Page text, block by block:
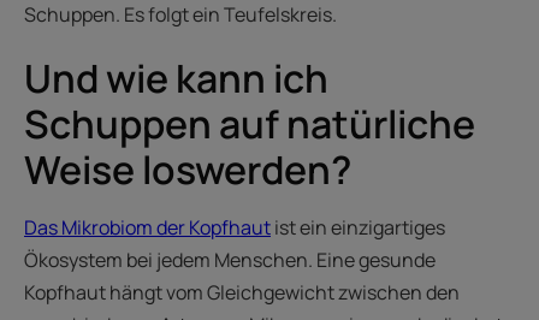
Schuppen. Es folgt ein Teufelskreis.
Und wie kann ich
Schuppen auf natürliche
Weise loswerden?
Das Mikrobiom der Kopfhautist ein einzigartiges
Ökosystem bei jedem Menschen. Eine gesunde
Kopfhaut hängt vom Gleichgewicht zwischen den